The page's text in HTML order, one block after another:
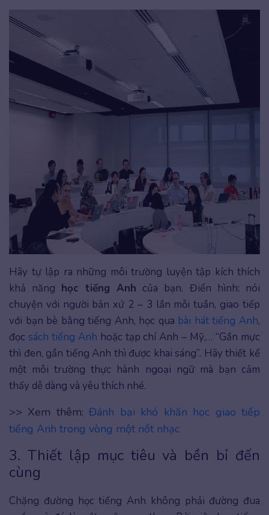
Hãy tự lập ra những môi trường luyện tập kích thích
khả năng học tiếng Anh của bạn. Điển hình: nói
chuyện với người bản xứ 2 – 3 lần mỗi tuần, giao tiếp
với bạn bè bằng tiếng Anh, học qua bài hát tiếng Anh,
đọc sách tiếng Anh hoặc tạp chí Anh – Mỹ,… “Gần mực
thì đen, gần tiếng Anh thì được khai sáng”. Hãy thiết kế
một môi trường thực hành ngoại ngữ mà bạn cảm
thấy dễ dàng và yêu thích nhé.
>> Xem thêm:Đánh bại khó khăn học giao tiếp
tiếng Anh trong vòng một nốt nhạc
3. Thiết lập mục tiêu và bền bỉ đến
cùng
Chặng đường học tiếng Anh không phải đường đua